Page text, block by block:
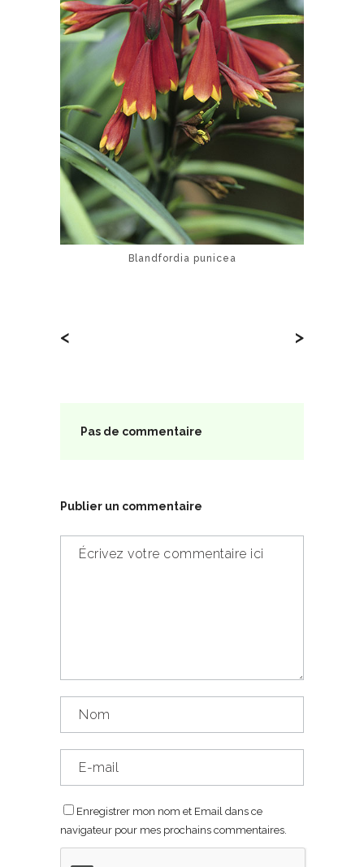
Blandfordia punicea
< >
Pas de commentaire
Publier un commentaire
Enregistrer mon nom et Email dans ce
navigateur pour mes prochains commentaires.